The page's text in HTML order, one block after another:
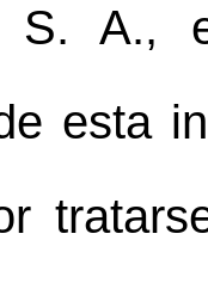
S. A.,
esta